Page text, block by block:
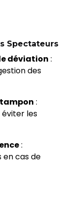
Spectateurs
déviation :
des
:
les
:
en cas de